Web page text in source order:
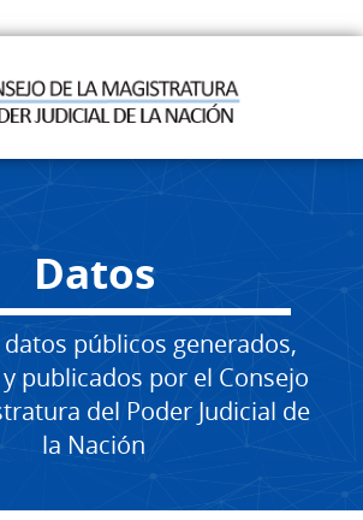
Datos
datos públicos generados,
publicados por el Consejo
del Poder Judicial de
la Nación